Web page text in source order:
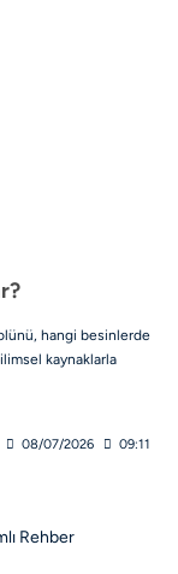
hangi besinlerde
kaynaklarla
08/07/2026 09:11